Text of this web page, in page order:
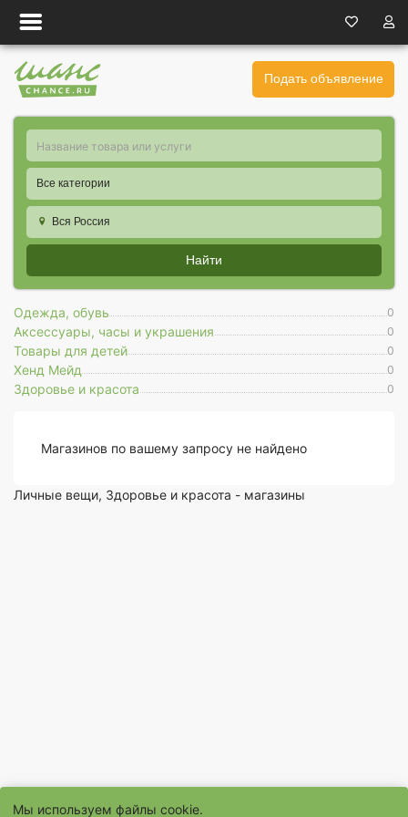
Подать объявление
Все категории
Вся Россия
Найти
Одежда, обувь 0
Аксессуары, часы и украшения 0
Товары для детей 0
Хенд Мейд 0
Здоровье и красота 0
Магазинов по вашему запросу не найдено
Личные вещи, Здоровье и красота - магазины
Мы используем файлы cookie.